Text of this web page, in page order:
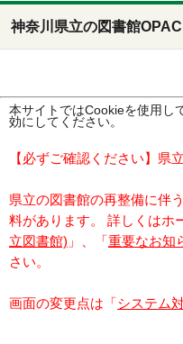
神奈川県立の図書館OPAC
本サイトではCookieを使用し
効にしてください。
【必ずご確認ください】県
県立の図書館の再整備に伴
料があります。 詳しくはホ
立図書館) 」、「 重要なお知
さい。
画面の変更点は「 システム